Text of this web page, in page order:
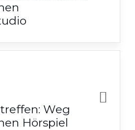
Weg
Hörspiel